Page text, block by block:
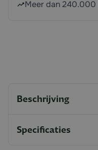
Meer dan
Beschrijving
Specificaties